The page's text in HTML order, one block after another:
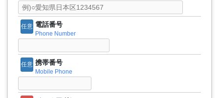
任意 電話番号
Phone Number
任意 携帯番号
Mobile Phone